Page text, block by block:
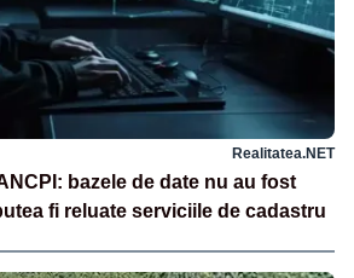
Realitatea.NET
bazele de date nu au fost
fi reluate serviciile de cadastru